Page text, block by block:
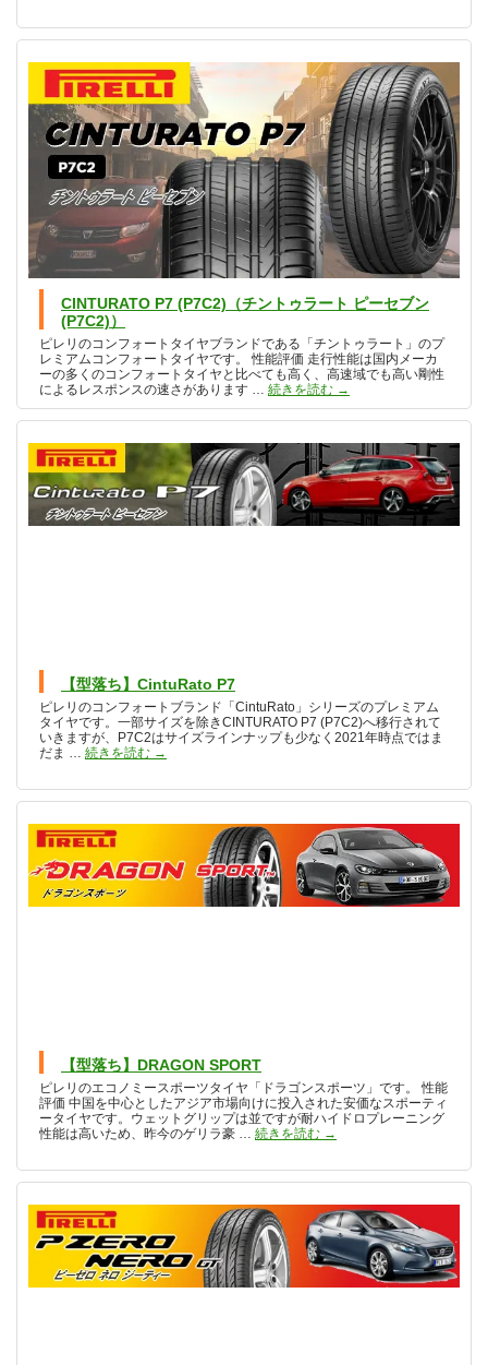
CINTURATO P7 (P7C2)（チントゥラート ピーセブン
(P7C2)）
ピレリのコンフォートタイヤブランドである「チントゥラート」のプ
レミアムコンフォートタイヤです。 性能評価 走行性能は国内メーカ
ーの多くのコンフォートタイヤと比べても高く、高速域でも高い剛性
によるレスポンスの速さがあります … 続きを読む CINTURATO P7 (P7C2)
→
【型落ち】CintuRato P7
ピレリのコンフォートブランド「CintuRato」シリーズのプレミアム
タイヤです。一部サイズを除きCINTURATO P7 (P7C2)へ移行されて
いきますが、P7C2はサイズラインナップも少なく2021年時点ではま
だま … 続きを読む 【型落ち】CintuRato P7
→
【型落ち】DRAGON SPORT
ピレリのエコノミースポーツタイヤ「ドラゴンスポーツ」です。 性能
評価 中国を中心としたアジア市場向けに投入された安価なスポーティ
ータイヤです。ウェットグリップは並ですが耐ハイドロプレーニング
性能は高いため、昨今のゲリラ豪 … 続きを読む 【型落ち】DRAGON
→